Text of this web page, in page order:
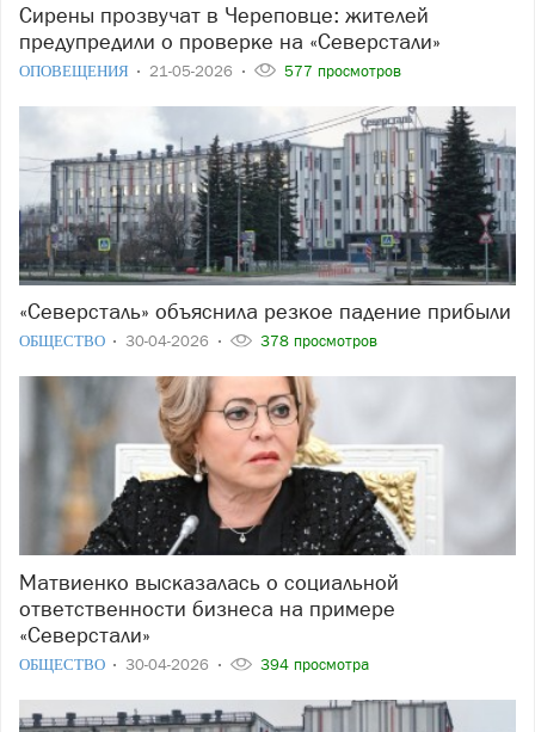
Сирены прозвучат в Череповце: жителей
предупредили о проверке на «Северстали»
ОПОВЕЩЕНИЯ 21-05-2026 577 просмотров
«Северсталь» объяснила резкое падение прибыли
ОБЩЕСТВО 30-04-2026 378 просмотров
Матвиенко высказалась о социальной
ответственности бизнеса на примере
«Северстали»
ОБЩЕСТВО 30-04-2026 394 просмотра